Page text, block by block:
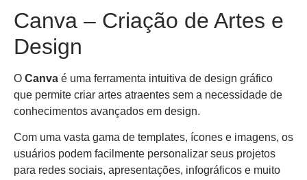
Canva – Criação de Artes e
Design
O Canva é uma ferramenta intuitiva de design gráfico
que permite criar artes atraentes sem a necessidade de
conhecimentos avançados em design.
Com uma vasta gama de templates, ícones e imagens, os
usuários podem facilmente personalizar seus projetos
para redes sociais, apresentações, infográficos e muito